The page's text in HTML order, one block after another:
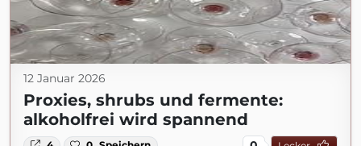
12 Januar 2026
Proxies, shrubs und fermente:
alkoholfrei wird spannend